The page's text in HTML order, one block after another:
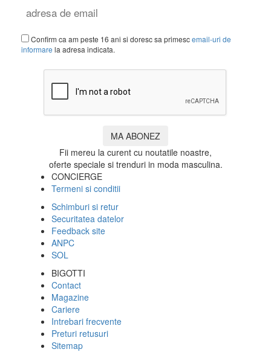
Confirm ca am peste 16 ani si doresc sa primescemail-uri de
informare la adresa indicata.
MA ABONEZ
Fii mereu la curent cu noutatile noastre,
oferte speciale si trenduri in moda masculina.
CONCIERGE
Termeni si conditii
Schimburi si retur
Securitatea datelor
Feedback site
ANPC
SOL
BIGOTTI
Contact
Magazine
Cariere
Intrebari frecvente
Preturi retusuri
Sitemap